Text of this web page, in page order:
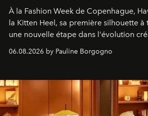
À la Fashion Week de Copenhague,
la Kitten Heel, sa première silhouette
une nouvelle étape dans l'évolution
06.08.2026 by Pauline Borgogno